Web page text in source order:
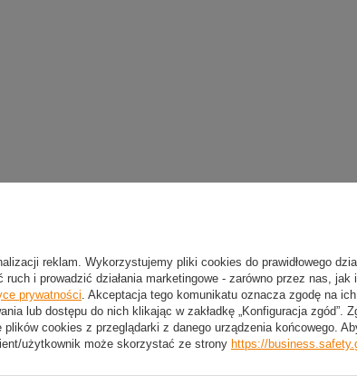
2 LETNIA GWARANCJA PRODUCENTA
2 Letnia Gwarancja Producenta
reklam. Wykorzystujemy pliki cookies do prawidłowego
ruch i prowadzić działania marketingowe - zarówno przez nas,
prywatności. Akceptacja tego komunikatu oznacza zgodę na
lub dostępu do nich klikając w zakładkę „Konfiguracja zgód”.
cookies z przeglądarki z danego urządzenia końcowego.
użytkownik może skorzystać ze strony https://